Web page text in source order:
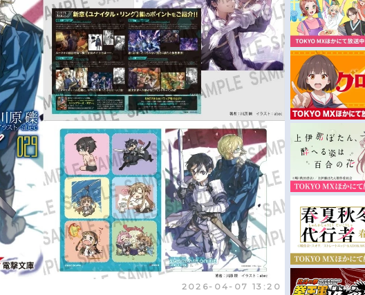
男性声優/女性声優一覧 夏アニメ
FOLLOW US
2026-04-07 13:20